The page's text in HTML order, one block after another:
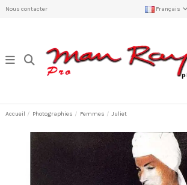
Nous contacter Français
Accueil Photographies Femmes Juliet